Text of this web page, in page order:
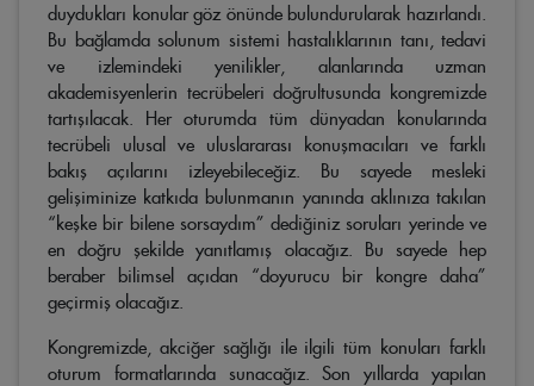
duydukları konular göz önünde bulundurularak hazırlandı.
Bu bağlamda solunum sistemi hastalıklarının tanı, tedavi
ve izlemindeki yenilikler, alanlarında uzman
akademisyenlerin tecrübeleri doğrultusunda kongremizde
tartışılacak. Her oturumda tüm dünyadan konularında
tecrübeli ulusal ve uluslararası konuşmacıları ve farklı
bakış açılarını izleyebileceğiz. Bu sayede mesleki
gelişiminize katkıda bulunmanın yanında aklınıza takılan
“keşke bir bilene sorsaydım” dediğiniz soruları yerinde ve
en doğru şekilde yanıtlamış olacağız. Bu sayede hep
beraber bilimsel açıdan “doyurucu bir kongre daha”
geçirmiş olacağız.
Kongremizde, akciğer sağlığı ile ilgili tüm konuları farklı
oturum formatlarında sunacağız. Son yıllarda yapılan